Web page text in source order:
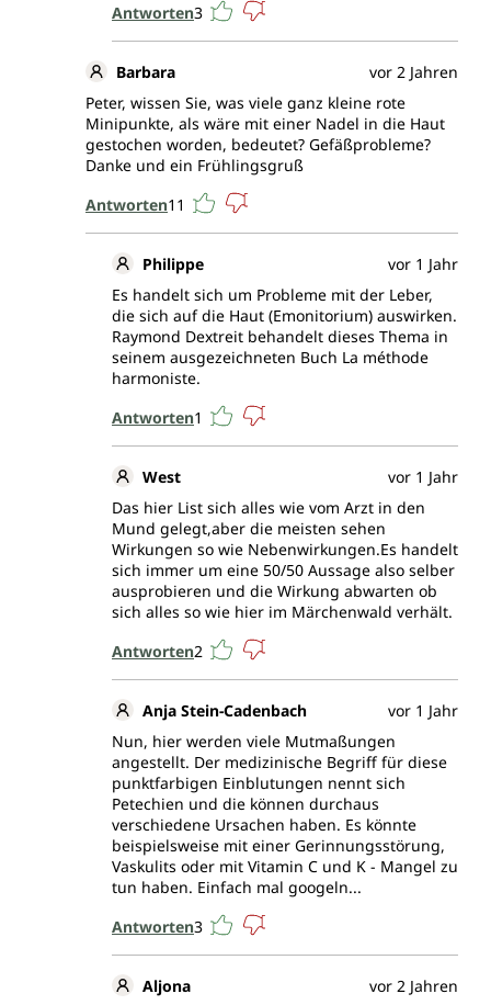
Antworten3
Barbara
vor 2 Jahren
Peter, wissen Sie, was viele ganz kleine rote
Minipunkte, als wäre mit einer Nadel in die Haut
gestochen worden, bedeutet? Gefäßprobleme?
Danke und ein Frühlingsgruß
Antworten11
Philippe
vor 1 Jahr
Es handelt sich um Probleme mit der Leber,
die sich auf die Haut (Emonitorium) auswirken.
Raymond Dextreit behandelt dieses Thema in
seinem ausgezeichneten Buch La méthode
harmoniste.
Antworten1
West
vor 1 Jahr
Das hier List sich alles wie vom Arzt in den
Mund gelegt,aber die meisten sehen
Wirkungen so wie Nebenwirkungen.Es handelt
sich immer um eine 50/50 Aussage also selber
ausprobieren und die Wirkung abwarten ob
sich alles so wie hier im Märchenwald verhält.
Antworten2
Anja Stein-Cadenbach
vor 1 Jahr
Nun, hier werden viele Mutmaßungen
angestellt. Der medizinische Begriff für diese
punktfarbigen Einblutungen nennt sich
Petechien und die können durchaus
verschiedene Ursachen haben. Es könnte
beispielsweise mit einer Gerinnungsstörung,
Vaskulits oder mit Vitamin C und K - Mangel zu
tun haben. Einfach mal googeln...
Antworten3
Aljona
vor 2 Jahren